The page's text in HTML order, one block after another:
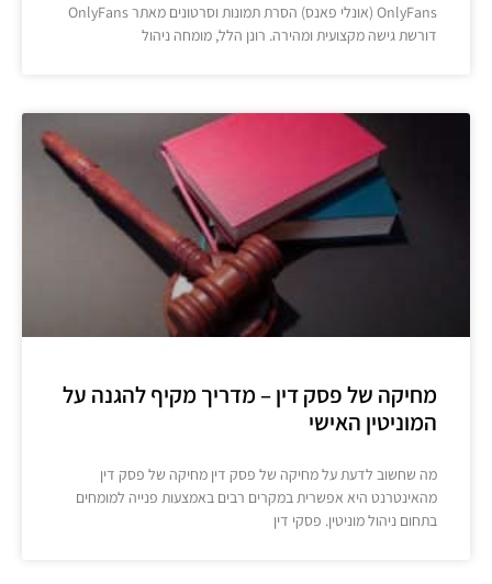
OnlyFans (אונלי פאנס) הסרת תמונות וסרטונים מאתר OnlyFans
דורשת גישה מקצועית ומהירה. רונן הלל, מומחה ניהול
מחיקה של פסק דין – מדריך מקיף להגנה על
המוניטין האישי
מה שחשוב לדעת על מחיקה של פסק דין מחיקה של פסק דין
מהאינטרנט היא אפשרית במקרים רבים באמצעות פנייה למומחים
בתחום ניהול מוניטין. פסקי דין